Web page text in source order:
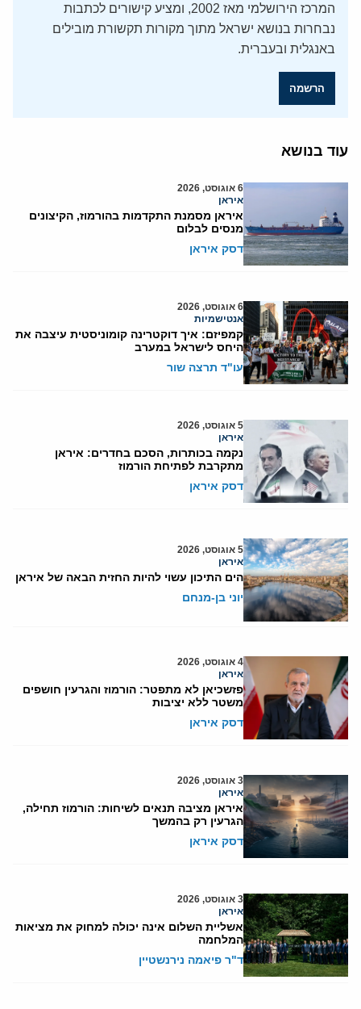
המרכז הירושלמי מאז 2002, ומציע קישורים לכתבות
נבחרות בנושא ישראל מתוך מקורות תקשורת מובילים
באנגלית ובעברית.
הרשמה
עוד בנושא
6 אוגוסט, 2026
איראן
איראן מסמנת התקדמות בהורמוז, הקיצונים
מנסים לבלום
דסק איראן
6 אוגוסט, 2026
אנטישמיות
קמפיזם: איך דוקטרינה קומוניסטית עיצבה את
היחס לישראל במערב
עו"ד תרצה שור
5 אוגוסט, 2026
איראן
נקמה בכותרות, הסכם בחדרים: איראן
מתקרבת לפתיחת הורמוז
דסק איראן
5 אוגוסט, 2026
איראן
הים התיכון עשוי להיות החזית הבאה של איראן
יוני בן-מנחם
4 אוגוסט, 2026
איראן
פזשכיאן לא מתפטר: הורמוז והגרעין חושפים
משטר ללא יציבות
דסק איראן
3 אוגוסט, 2026
איראן
איראן מציבה תנאים לשיחות: הורמוז תחילה,
הגרעין רק בהמשך
דסק איראן
3 אוגוסט, 2026
איראן
אשליית השלום אינה יכולה למחוק את מציאות
המלחמה
ד"ר פיאמה נירנשטיין